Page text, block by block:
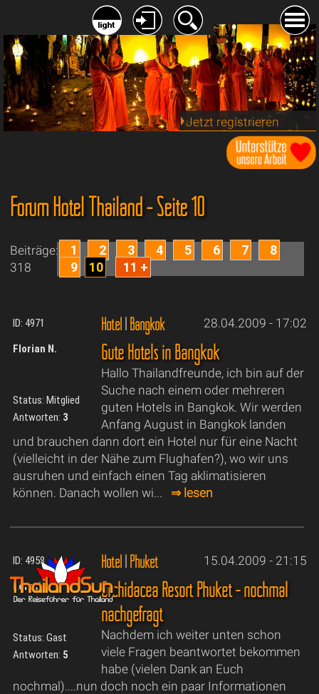
Jetzt registrieren
Forum Hotel Thailand - Seite 10
Beiträge:
318
1 2 3 4 5 6 7
8
9
10 11 +
ID: 4971 Hotel|Bangkok 28.04.2009 - 17:02
Florian N.
Status: Mitglied
Antworten: 3
Gute Hotels in Bangkok
Hallo Thailandfreunde, ich bin auf der
Suche nach einem oder mehreren
guten Hotels in Bangkok. Wir werden
Anfang August in Bangkok landen
und brauchen dann dort ein Hotel nur für eine Nacht
(vielleicht in der Nähe zum Flughafen?), wo wir uns
ausruhen und einfach einen Tag aklimatisieren
können. Danach wollen wi... ⇒ lesen
ID: 4958 Hotel|Phuket 15.04.2009 - 21:15
Kerstinx
Status: Gast
Antworten: 5
Orchidacea Resort Phuket - nochmal
nachgefragt
Nachdem ich weiter unten schon
viele Fragen beantwortet bekommen
habe (vielen Dank an Euch
nochmal)....nun doch noch ein paar Informationen